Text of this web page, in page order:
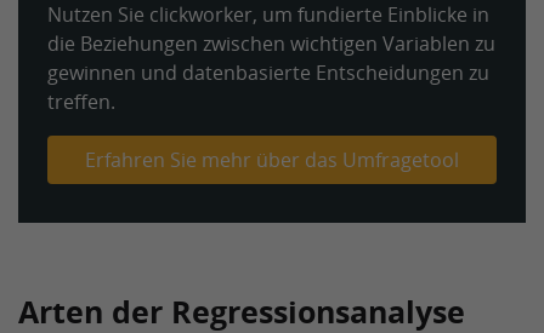
Nutzen Sie clickworker, um fundierte Einblicke in
die Beziehungen zwischen wichtigen Variablen zu
gewinnen und datenbasierte Entscheidungen zu
treffen.
Erfahren Sie mehr über das Umfragetool
Arten der Regressionsanalyse